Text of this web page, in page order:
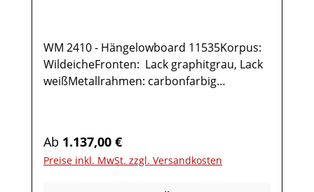
WM 2410 - Hängelowboard 11535Korpus:
WildeicheFronten: Lack graphitgrau, Lack
weißMetallrahmen: carbonfarbig
Repeater mit
AufstellerKabelausfräsungUnterboden-
Regulärer Preis:
Ab 1.137,00 €
Preise inkl. MwSt. zzgl. Versandkosten